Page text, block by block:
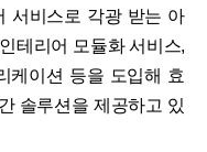
서비스로 각광 받는 아
테리어 모듈화 서비스,
케이션 등을 도입해 효
솔루션을 제공하고 있